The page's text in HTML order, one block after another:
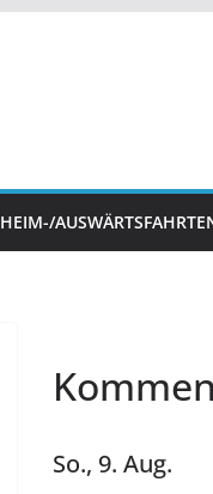
HEIM-/
So., 9. Aug.